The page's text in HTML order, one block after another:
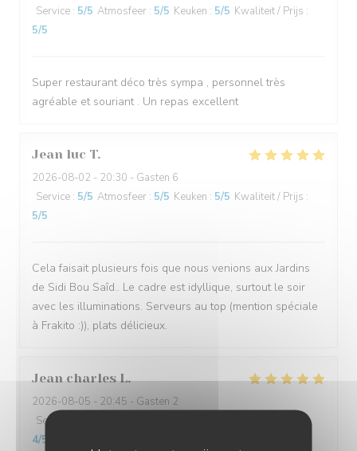
Service : 5/5 Atmosfeer : 5/5 Keuken : 5/5 Kwaliteit / Prijs :
5/5
Super restaurant déco très sympa , personnel très
agréable et souriant . Un repas excellent
Jean luc T
2026-08-02 - 20:30 - Gasten 6
Service : 5/5 Atmosfeer : 5/5 Keuken : 5/5 Kwaliteit / Prijs :
5/5
Cela faisait plusieurs fois que nous venions aux Jardins
de Sidi Bou Saîd.. Le cadre est idyllique, surtout le soir
avec les illuminations. Serveurs au top (mention spéciale
à Frakito :)), plats délicieux.
Jean charles L
2026-08-05 - 20:45 - Gasten 2
Service
:
4/5